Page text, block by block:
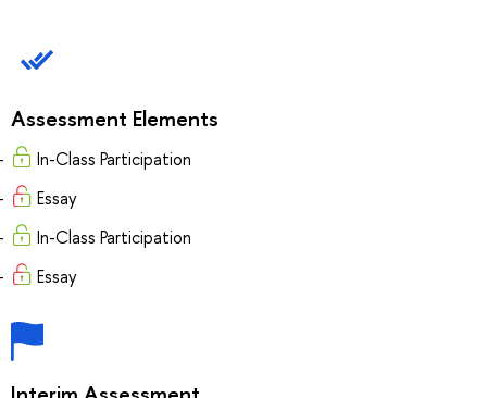
Assessment Elements
In-Class Participation
Essay
In-Class Participation
Essay